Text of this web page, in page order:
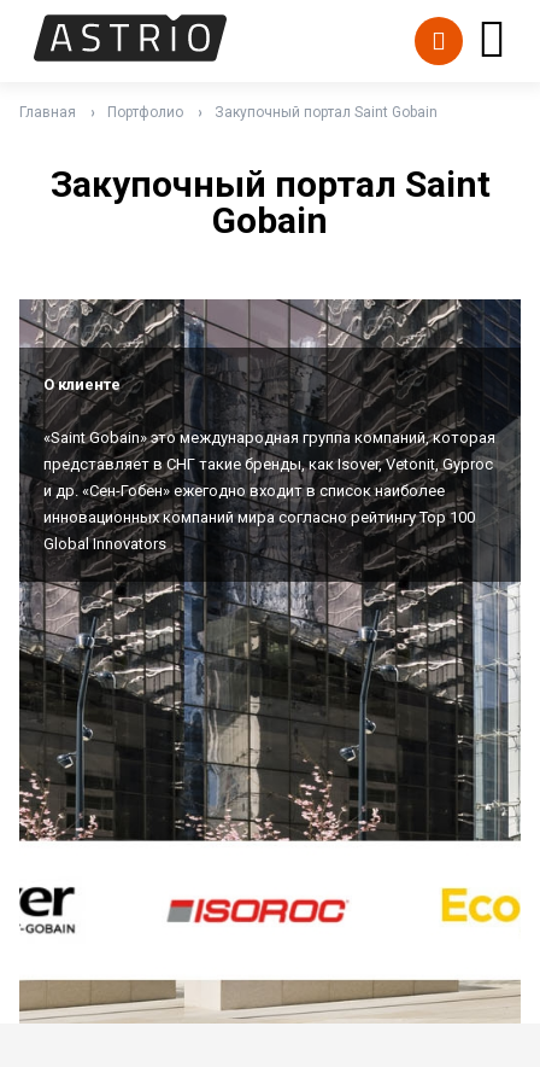
Главная Портфолио Закупочный портал Saint Gobain
Закупочный портал Saint
Gobain
О клиенте
«Saint Gobain» это международная группа компаний, которая
представляет в СНГ такие бренды, как Isover, Vetonit, Gyproc
и др. «Сен-Гобен» ежегодно входит в список наиболее
инновационных компаний мира согласно рейтингу Top 100
Global Innovators